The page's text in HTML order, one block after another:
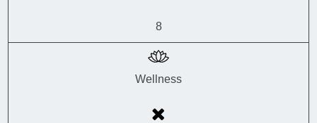
8
Wellness